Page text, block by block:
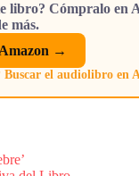
libro? Cómpralo en
más.
→
Buscar el audiolibro en